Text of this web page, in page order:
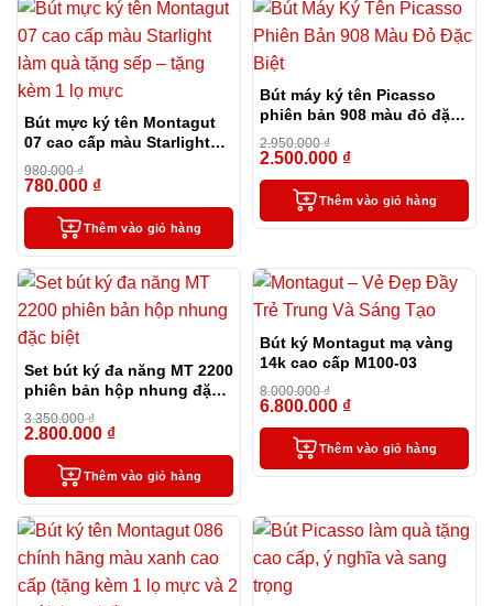
Bút mực ký tên Montagut
07 cao cấp màu Starlight
làm quà tặng sếp – tặng
kèm 1 lọ mực
980.000₫
780.000 ₫
Thêm vào giỏ hàng
Bút máy ký tên Picasso
phiên bản 908 màu đỏ đặc
biệt
2.950.000₫
2.500.000 ₫
Thêm vào giỏ hàng
Set bút ký đa năng MT 2200
phiên bản hộp nhung đặc
biệt
3.350.000₫
2.800.000 ₫
Thêm vào giỏ hàng
Bút ký Montagut mạ vàng
14k cao cấp M100-03
8.000.000₫
6.800.000 ₫
Thêm vào giỏ hàng